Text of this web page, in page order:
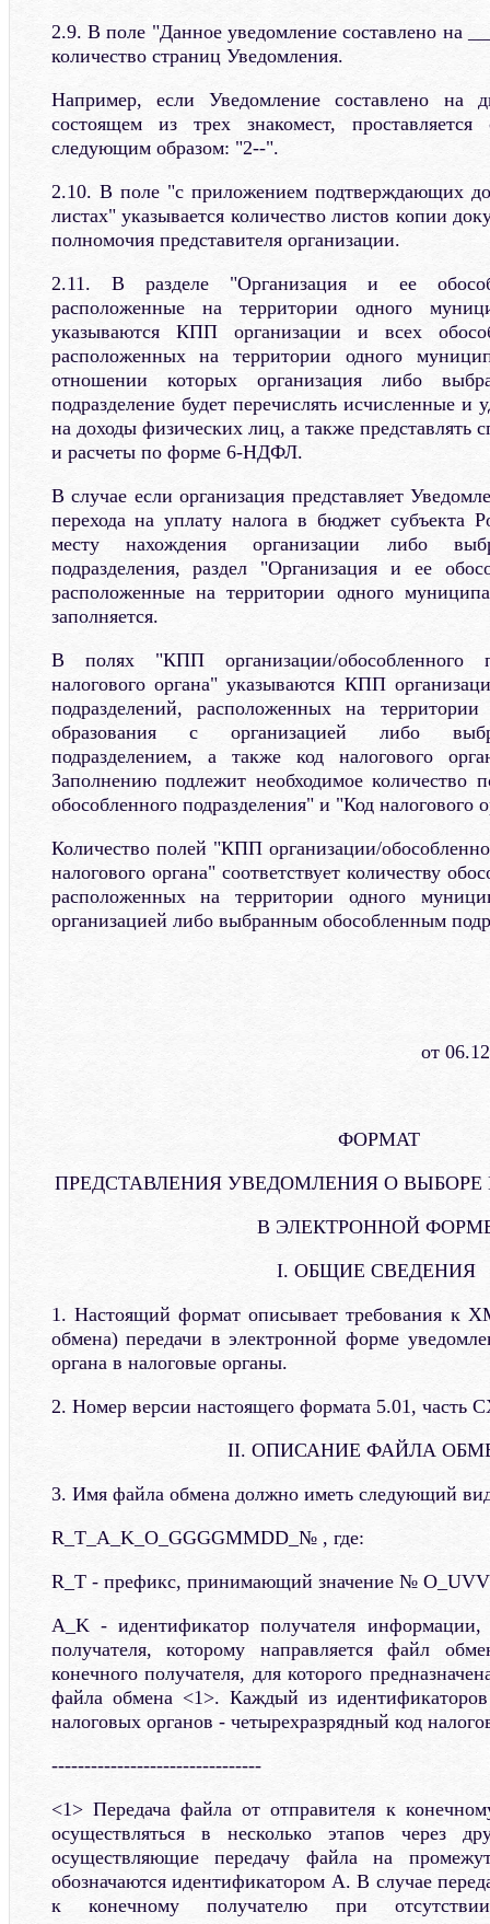
2.9. В поле "Данное уведомление составлено на
количество страниц Уведомления.
Например, если Уведомление составлено на
состоящем из трех знакомест, проставляется
следующим образом: "2--".
2.10. В поле "с приложением подтверждающих
листах" указывается количество листов копии
полномочия представителя организации.
2.11. В разделе "Организация и ее
расположенные на территории одного
указываются КПП организации и всех
расположенных на территории одного
отношении которых организация либо
подразделение будет перечислять исчисленные
на доходы физических лиц, а также
и расчеты по форме 6-НДФЛ.
В случае если организация представляет
перехода на уплату налога в бюджет субъекта
месту нахождения организации либо
подразделения, раздел "Организация и ее
расположенные на территории одного
заполняется.
В полях "КПП организации/обособленного
налогового органа" указываются КПП
подразделений, расположенных на
образования с организацией либо
подразделением, а также код налогового
Заполнению подлежит необходимое количество
обособленного подразделения" и "Код налогового
Количество полей "КПП организации/
налогового органа" соответствует количеству
расположенных на территории одного
организацией либо выбранным обособленным
от
ФОРМАТ
ПРЕДСТАВЛЕНИЯ УВЕДОМЛЕНИЯ О ВЫБОРЕ
В ЭЛЕКТРОННОЙ
I. ОБЩИЕ СВЕДЕНИЯ
1. Настоящий формат описывает требования к
обмена) передачи в электронной форме
органа в налоговые органы.
2. Номер версии настоящего формата 5.01, часть
II. ОПИСАНИЕ ФАЙЛА
3. Имя файла обмена должно иметь следующий
R_T_A_K_O_GGGGMMDD_№ , где:
R_T - префикс, принимающий значение №
A_K - идентификатор получателя
получателя, которому направляется файл
конечного получателя, для которого
файла обмена <1>. Каждый из
налоговых органов - четырехразрядный код
--------------------------------
<1> Передача файла от отправителя к
осуществляться в несколько этапов через
осуществляющие передачу файла на
обозначаются идентификатором A. В случае
к конечному получателю при